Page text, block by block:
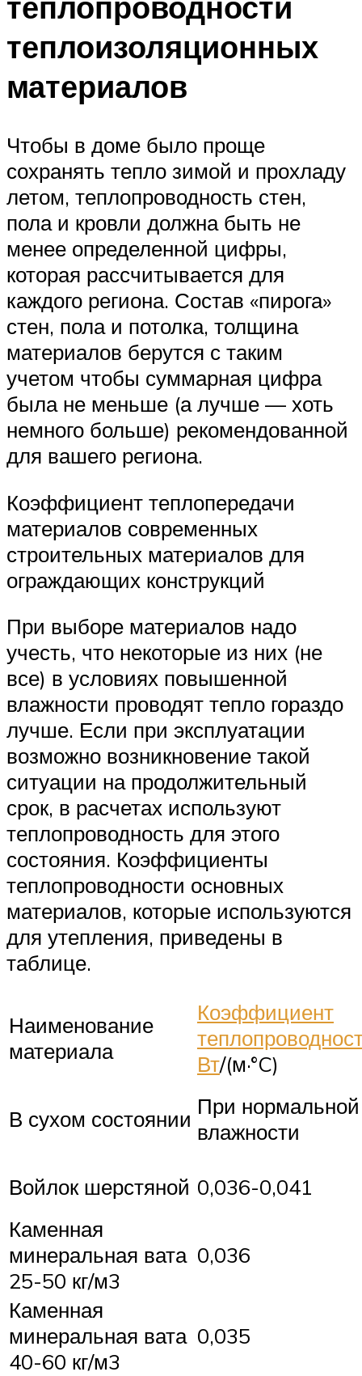
теплоизоляционных
материалов
Чтобы в доме было проще
сохранять тепло зимой и прохладу
летом, теплопроводность стен,
пола и кровли должна быть не
менее определенной цифры,
которая рассчитывается для
каждого региона. Состав «пирога»
стен, пола и потолка, толщина
материалов берутся с таким
учетом чтобы суммарная цифра
была не меньше (а лучше — хоть
немного больше) рекомендованной
для вашего региона.
Коэффициент теплопередачи
материалов современных
строительных материалов для
ограждающих конструкций
При выборе материалов надо
учесть, что некоторые из них (не
все) в условиях повышенной
влажности проводят тепло гораздо
лучше. Если при эксплуатации
возможно возникновение такой
ситуации на продолжительный
срок, в расчетах используют
теплопроводность для этого
состояния. Коэффициенты
теплопроводности основных
материалов, которые используются
для утепления, приведены в
таблице.
Наименование
материала
Коэффициент
Вт/(м·°C)
В сухом состоянии При нормальной
влажности
Войлок шерстяной 0,036-0,041
Каменная
минеральная вата
25-50 кг/м3
0,036
Каменная
минеральная вата
40-60 кг/м3
0,035